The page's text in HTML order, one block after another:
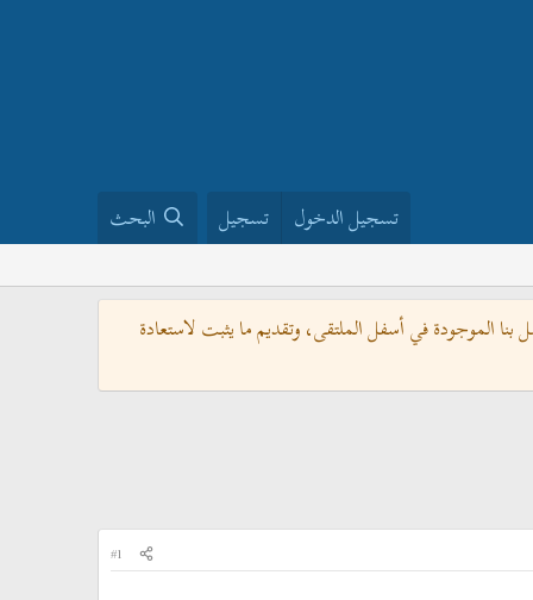
تسجيل الدخول تسجيل البحث
الموجودة في أسفل الملتقى، وتقديم ما يثبت لاستعادة
#1